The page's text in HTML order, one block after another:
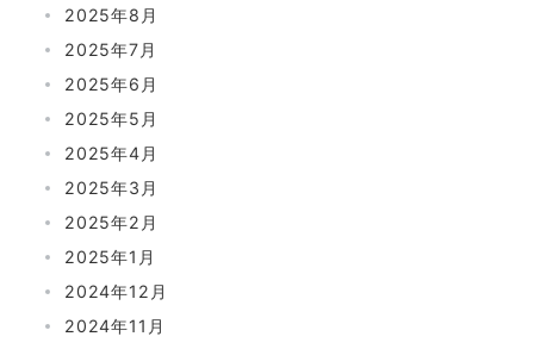
2025年8月
2025年7月
2025年6月
2025年5月
2025年4月
2025年3月
2025年2月
2025年1月
2024年12月
2024年11月